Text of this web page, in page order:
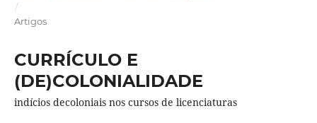
/
Artigos
CURRÍCULO E
(DE)COLONIALIDADE
indícios decoloniais nos cursos de licenciaturas